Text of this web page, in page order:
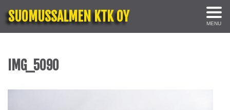
SUOMUSSALMEN KTK OY MENU
IMG_5090